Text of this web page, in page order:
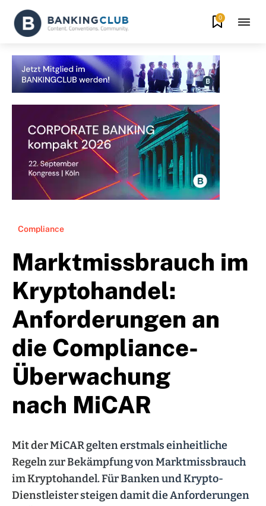
0
Compliance
Marktmissbrauch im
Kryptohandel:
Anforderungen an
die Compliance-
Überwachung
nach MiCAR
Mit der MiCAR gelten erstmals einheitliche
Regeln zur Bekämpfung von Marktmissbrauch
im Kryptohandel. Für Banken und Krypto-
Dienstleister steigen damit die Anforderungen